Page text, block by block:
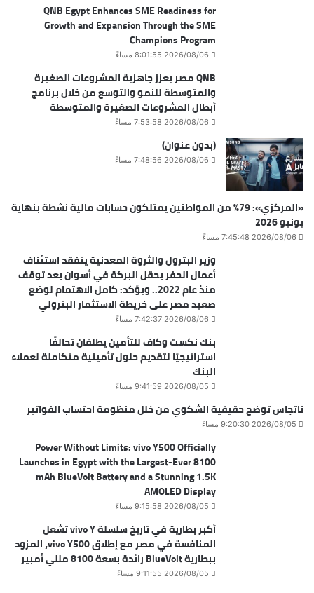
QNB Egypt Enhances SME Readiness for
Growth and Expansion Through the SME
Champions Program
2026/08/06 8:01:55 مساءً
QNB مصر يعزز جاهزية المشروعات الصغيرة
والمتوسطة للنمو والتوسع من خلال برنامج
أبطال المشروعات الصغيرة والمتوسطة
2026/08/06 7:53:58 مساءً
(بدون عنوان)
2026/08/06 7:48:56 مساءً
«المركزي»: 79% من المواطنين يمتلكون حسابات مالية نشطة بنهاية
يونيو 2026
2026/08/06 7:45:48 مساءً
وزير البترول والثروة المعدنية يتفقد استئناف
أعمال الحفر بحقل البركة في أسوان بعد توقف
منذ عام 2022.. ويؤكد: كامل الاهتمام لوضع
صعيد مصر على خريطة الاستثمار البترولي
2026/08/06 7:42:37 مساءً
بنك نكست وكاف للتأمين يطلقان تحالفًا
استراتيجيًا لتقديم حلول تأمينية متكاملة لعملاء
البنك
2026/08/05 9:41:59 مساءً
ناتجاس توضح حقيقية الشكوي من خلل منظومة احتساب الفواتير
2026/08/05 9:20:30 مساءً
Power Without Limits: vivo Y500 Officially
Launches in Egypt with the Largest-Ever 8100
mAh BlueVolt Battery and a Stunning 1.5K
AMOLED Display
2026/08/05 9:15:58 مساءً
أكبر بطارية في تاريخ سلسلة vivo Y تشعل
المنافسة في مصر مع إطلاق vivo Y500، المزود
ببطارية BlueVolt رائدة بسعة 8100 مللي أمبير
2026/08/05 9:11:55 مساءً